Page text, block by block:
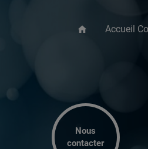
home Accueil
Nous
contacter